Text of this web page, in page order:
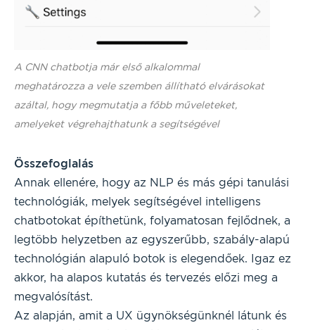
A CNN chatbotja már első alkalommal
meghatározza a vele szemben állítható elvárásokat
azáltal, hogy megmutatja a főbb műveleteket,
amelyeket végrehajthatunk a segítségével
Összefoglalás
Annak ellenére, hogy az NLP és más gépi tanulási
technológiák, melyek segítségével intelligens
chatbotokat építhetünk, folyamatosan fejlődnek, a
legtöbb helyzetben az egyszerűbb, szabály-alapú
technológián alapuló botok is elegendőek. Igaz ez
akkor, ha alapos kutatás és tervezés előzi meg a
megvalósítást.
Az alapján, amit a UX ügynökségünknél látunk és